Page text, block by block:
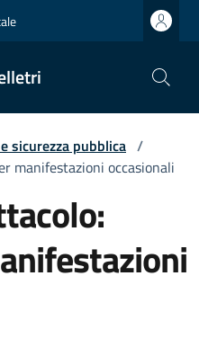
sicurezza pubblica /
manifestazioni occasionali